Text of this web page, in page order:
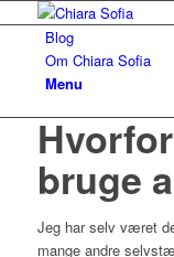
Blog
Om Chiara Sofia
Menu
bruge
Jeg har selv været
mange andre